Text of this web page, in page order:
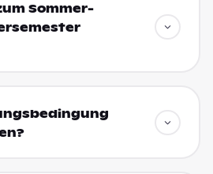
Sommer-